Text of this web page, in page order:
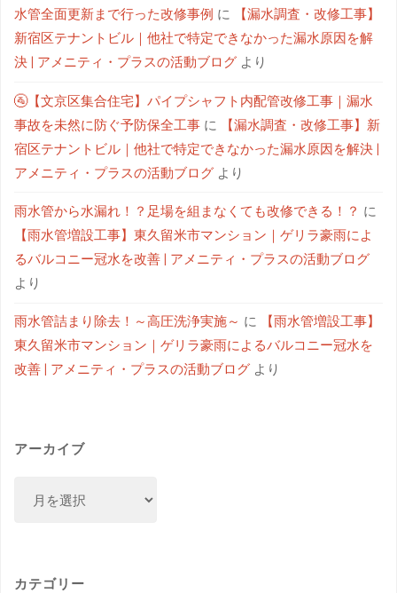
水管全面更新まで行った改修事例 に
【漏水調査・改修工事】
新宿区テナントビル｜他社で特定できなかった漏水原因を解
決 | アメニティ・プラスの活動ブログ より
🚰【文京区集合住宅】パイプシャフト内配管改修工事｜漏水
事故を未然に防ぐ予防保全工事 に
【漏水調査・改修工事】新
宿区テナントビル｜他社で特定できなかった漏水原因を解決 |
アメニティ・プラスの活動ブログ より
雨水管から水漏れ！？足場を組まなくても改修できる！？ に
【雨水管増設工事】東久留米市マンション｜ゲリラ豪雨によ
るバルコニー冠水を改善 | アメニティ・プラスの活動ブログ
より
雨水管詰まり除去！～高圧洗浄実施～ に
【雨水管増設工事】
東久留米市マンション｜ゲリラ豪雨によるバルコニー冠水を
改善 | アメニティ・プラスの活動ブログ より
アーカイブ
カテゴリー